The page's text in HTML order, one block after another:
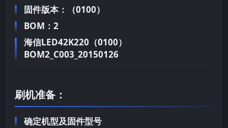
固件版本：（0100）
BOM：2
海信LED42K220（0100）
BOM2_C003_20150126
刷机准备：
确定机型及固件型号